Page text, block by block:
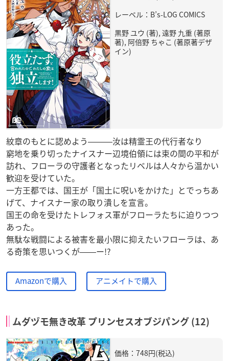
レーベル：B’s-LOG COMICS
黒野 ユウ (著), 遠野 九重 (著原
著), 阿倍野 ちゃこ (著原著デザ
イン)
紋章のもとに認めよう―――汝は精霊王の代行者なり
窮地を乗り切ったナイスナー辺境伯領には束の間の平和が
訪れ、フローラの守護者となったリベルは人々から温かい
歓迎を受けていた。
一方王都では、国王が「国土に呪いをかけた」とでっちあ
げて、ナイスナー家の取り潰しを宣言。
国王の命を受けたトレフォス軍がフローラたちに迫りつつ
あった。
無駄な戦闘による被害を最小限に抑えたいフローラは、あ
る奇策を思いつくが――ー!?
Amazonで購入 アニメイトで購入
ムダヅモ無き改革 プリンセスオブジパング (12)
価格：748円(税込)